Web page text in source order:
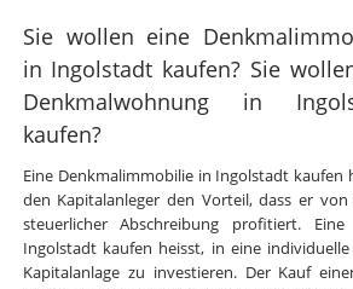
Sie wollen eine
in Ingolstadt kaufen? Sie
Denkmalwohnung in
kaufen?
Eine Denkmalimmobilie in Ingolstadt kaufen
den Kapitalanleger den Vorteil, dass er
steuerlicher Abschreibung profitiert.
Ingolstadt kaufen heisst, in eine
Kapitalanlage zu investieren. Der Kauf